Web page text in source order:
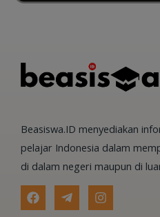
Beasiswa.ID menyediakan
pelajar Indonesia dalam
di dalam negeri maupun di